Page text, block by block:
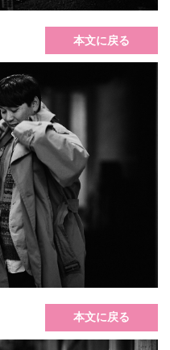
本文に戻る
本文に戻る